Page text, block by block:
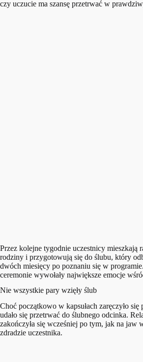
czy uczucie ma szansę przetrwać w
Przez kolejne tygodnie uczestnicy mieszkają
rodziny i przygotowują się do ślubu, który
dwóch miesięcy po poznaniu się w
ceremonie wywołały największe emocje
Nie wszystkie pary wzięły ślub
Choć początkowo w kapsułach zaręczyło
udało się przetrwać do ślubnego odcinka.
zakończyła się wcześniej po tym, jak na jaw
zdradzie uczestnika.